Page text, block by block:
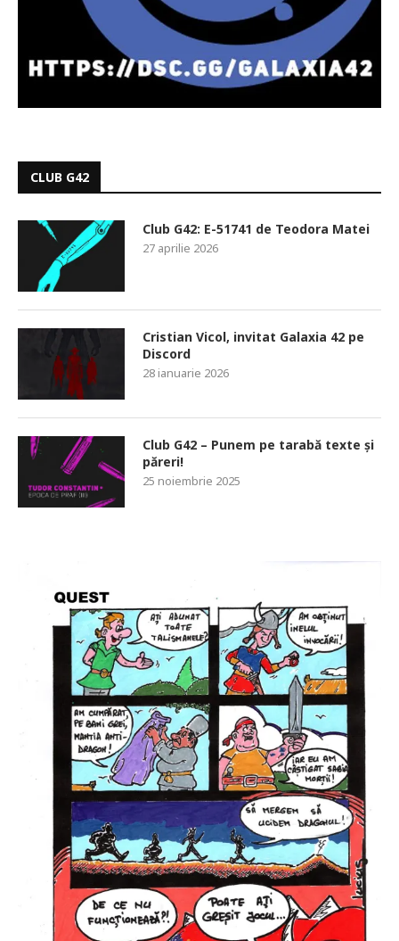
CLUB G42
Club G42: E-51741 de Teodora Matei
27 aprilie 2026
Cristian Vicol, invitat Galaxia 42 pe
Discord
28 ianuarie 2026
Club G42 – Punem pe tarabă texte și
păreri!
25 noiembrie 2025